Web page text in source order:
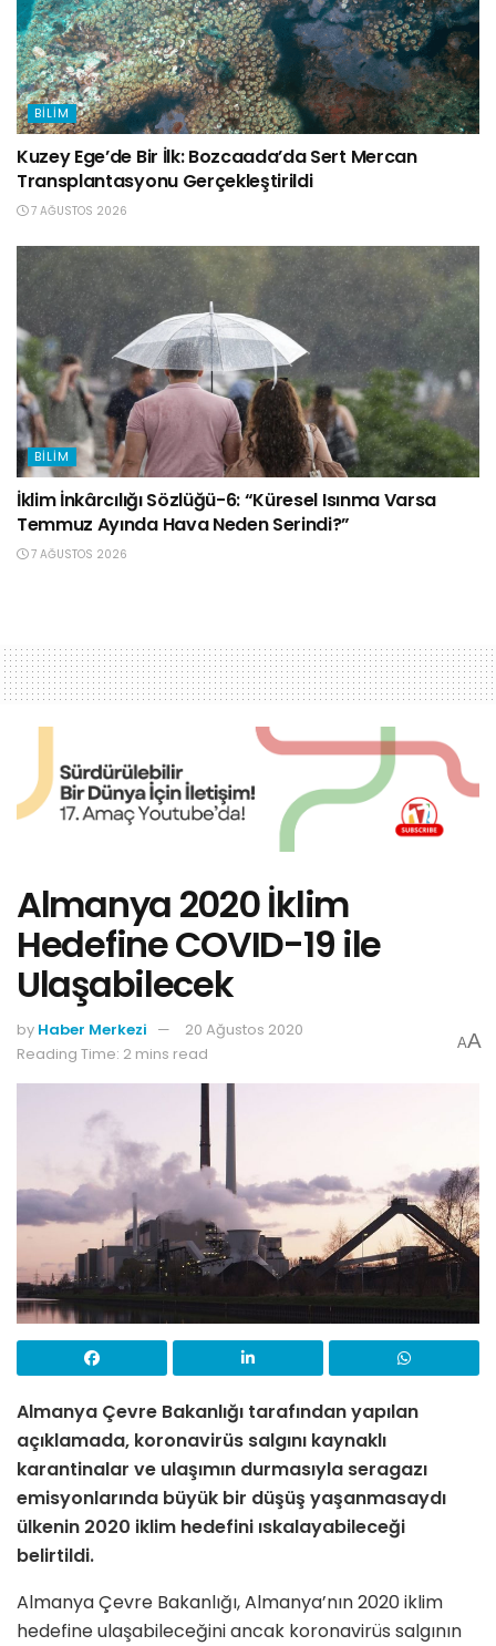
BILIM
Kuzey Ege’de Bir İlk: Bozcaada’da Sert Mercan
Transplantasyonu Gerçekleştirildi
7 AĞUSTOS 2026
BILIM
İklim İnkârcılığı Sözlüğü-6: “Küresel Isınma Varsa
Temmuz Ayında Hava Neden Serindi?”
7 AĞUSTOS 2026
Almanya 2020 İklim
Hedefine COVID-19 ile
Ulaşabilecek
by Haber Merkezi
20 Ağustos 2020
Reading Time: 2 mins read
AA
Almanya Çevre Bakanlığı tarafından yapılan
açıklamada, koronavirüs salgını kaynaklı
karantinalar ve ulaşımın durmasıyla seragazı
emisyonlarında büyük bir düşüş yaşanmasaydı
ülkenin 2020 iklim hedefini ıskalayabileceği
belirtildi.
Almanya Çevre Bakanlığı, Almanya’nın 2020 iklim
hedefine ulaşabileceğini ancak koronavirüs salgının